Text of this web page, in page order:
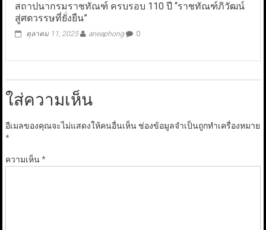
สถาปนากรมราชทัณฑ์ ครบรอบ 110 ปี “ราชทัณฑ์ภิวัฒน์
สู่ศตวรรษที่ยั่งยืน”
ตุลาคม 11, 2025 aneaphong 0
ใส่ความเห็น
อีเมลของคุณจะไม่แสดงให้คนอื่นเห็น ช่องข้อมูลจำเป็นถูกทำเครื่องหมาย
*
ความเห็น*